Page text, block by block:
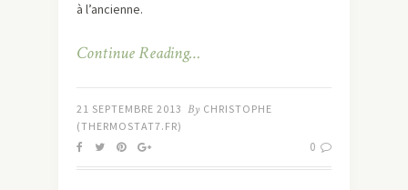
à l’ancienne.
Continue Reading…
21 SEPTEMBRE 2013 By CHRISTOPHE
(THERMOSTAT7.FR)
0